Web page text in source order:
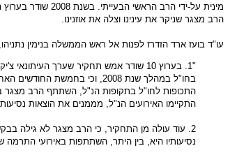
מינית על-ידי הרב
הרב מצגר שניקר את עינינו וצלה את אוזנינו.
עו"ד בועז ארד הזדרז לפנות אל ראש הממשלה בנימין
התכופות לחו"ל בתקופות הנ"ל, השתתף הרב מצגר
התקיימו האירועים הנ"ל, מממנים את הוצאות
2. עוד עולה מן התחקיר, כי הרב מצגר לא גילה
נסיעותיו היא, בין היתר, השתתפות באירועי התרמה